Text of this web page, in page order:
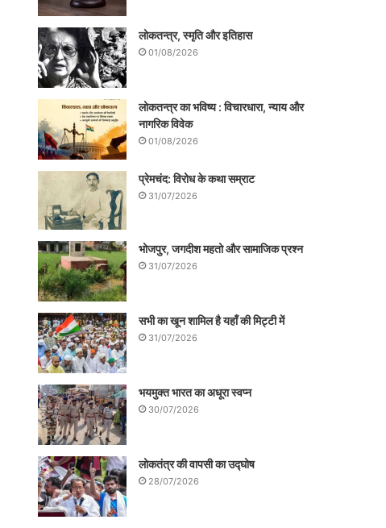
लोकतन्त्र, स्मृति और इतिहास
01/08/2026
लोकतन्त्र का भविष्य : विचारधारा, न्याय और
नागरिक विवेक
01/08/2026
प्रेमचंद: विरोध के कथा सम्राट
31/07/2026
भोजपुर, जगदीश महतो और सामाजिक प्रश्न
31/07/2026
सभी का खून शामिल है यहाँ की मिट्टी में
31/07/2026
भयमुक्त भारत का अधूरा स्वप्न
30/07/2026
लोकतंत्र की वापसी का उद्घोष
28/07/2026